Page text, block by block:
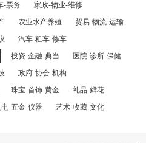
-票务
家政-物业-维修
农业水产养殖
贸易-物流-运输
汽车-租车-修车
投资-金融-典当
医院-诊所-保健
政府-协会-机构
珠宝-首饰-黄金
礼品-鲜花
-五金-仪器 艺术-收藏-文化